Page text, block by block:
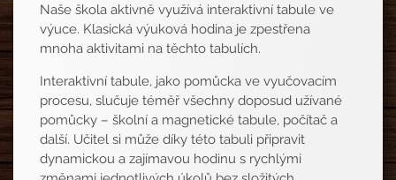
Naše škola aktivně využívá interaktivní tabule ve
výuce. Klasická výuková hodina je zpestřena
mnoha aktivitami na těchto tabulích.
Interaktivní tabule, jako pomůcka ve vyučovacím
procesu, slučuje téměř všechny doposud užívané
pomůcky – školní a magnetické tabule, počítač a
další. Učitel si může díky této tabuli připravit
dynamickou a zajímavou hodinu s rychlými